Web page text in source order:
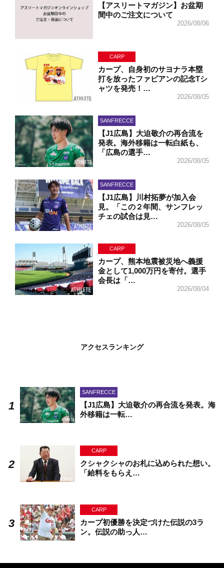
【アスリートマガジン】お盆期
間中のご注文について
2026/08/06
CARP
カープ、自身初のサヨナラ本塁
打を放ったファビアンの記念Tシ
ャツを発売！…
2026/08/05
SANFRECCE
【J1広島】大迫敬介の再合流を
発表。海外移籍は一転白紙も、
「広島の選手…
2026/08/05
SANFRECCE
【J1広島】川村拓夢が加入会
見。「この２年間、サンフレッ
チェの試合は見…
2026/08/05
CARP
カープ、熊本地震被災地へ義援
金として1,000万円を寄付。選手
会長は「…
2026/08/04
アクセスランキング
SANFRECCE
【J1広島】大迫敬介の再合流を発表。海
外移籍は一転…
CARP
クシャクシャのお札に込められた想い。
「給料をもらえ…
CARP
カープ初優勝を決定づけた伝説の3ラ
ン。伝説の助っ人…